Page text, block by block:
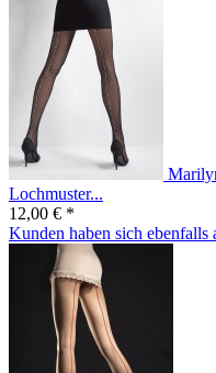
Lochmuster...
12,00 € *
Kunden haben sich ebenfalls